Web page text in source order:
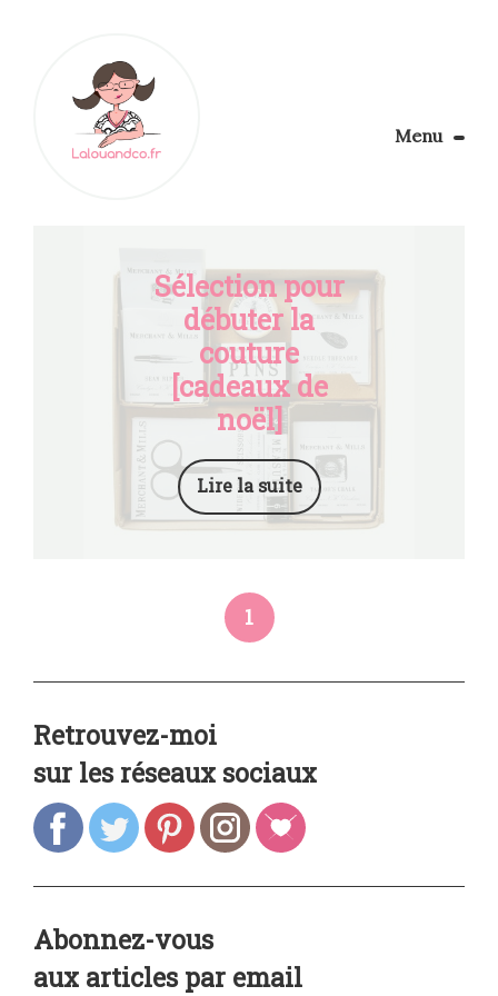
Menu
Aménager son coin couture
Personnalisez vos tissus
Sélection pour
débuter la
couture
[cadeaux de
noël]
Lire la suite
1
Retrouvez-moi
sur les réseaux sociaux
Abonnez-vous
aux articles par email